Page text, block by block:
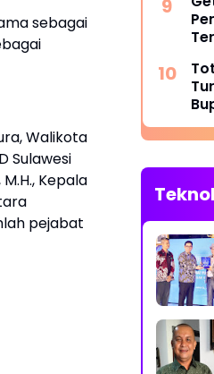
sebagai
Walikota
Sulawesi
Kepala
pejabat